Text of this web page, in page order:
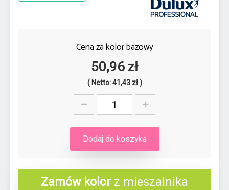
Cena za kolor bazowy
50,96 zł
( Netto: 41,43 zł )
Dodaj do koszyka
Zamów kolor z mieszalnika